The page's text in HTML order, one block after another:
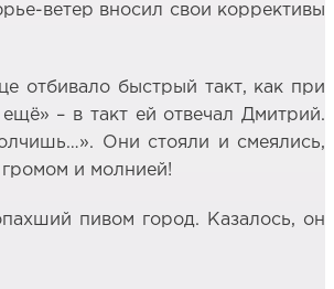
ветер вносил свои коррективы
отбивало быстрый такт, как при
– в такт ей отвечал Дмитрий.
Они стояли и смеялись,
и молнией!
пивом город. Казалось, он